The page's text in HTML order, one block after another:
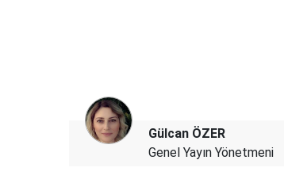
Gülcan ÖZER
Genel Yayın Yönetmeni